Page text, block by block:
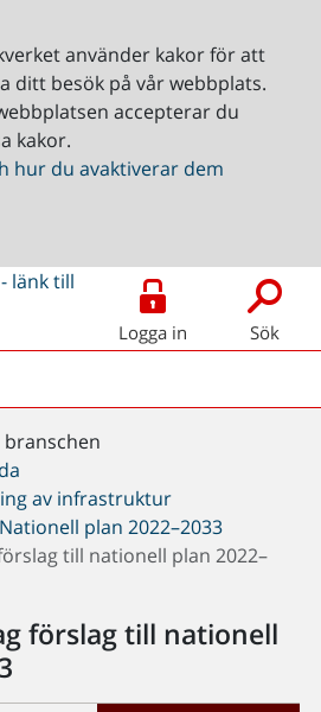
använder kakor för att
ditt besök på vår webbplats.
accepterar du
kakor.
hur du avaktiverar dem
Logga in Sök
branschen
av infrastruktur
Nationell plan 2022–2033
till nationell plan 2022–
förslag till nationell